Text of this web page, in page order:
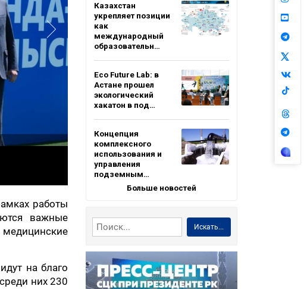
работы
важные
на благо
них 230
Казахстан
укрепляет позиции
как
международный
образовательн…
Eco Future Lab: в
Астане прошел
экологический
хакатон в под…
Концепция
комплексного
использования и
управления
подземным…
Больше новостей
Искать...